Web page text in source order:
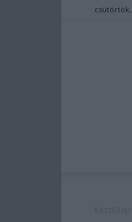
csütörtök,